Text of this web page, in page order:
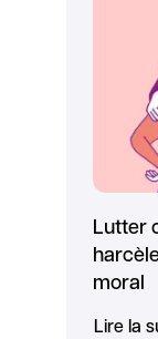
Lutter
moral
Lire la